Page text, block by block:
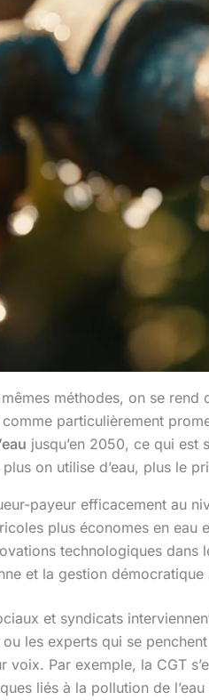
méthodes, on se
particulièrement
jusqu’en 2050, ce qui est
on utilise d’eau, plus le
payeur efficacement au
plus économes en eau
technologiques dans
et la gestion
et syndicats
les experts qui se
voix. Par exemple, la CGT
liés à la pollution de